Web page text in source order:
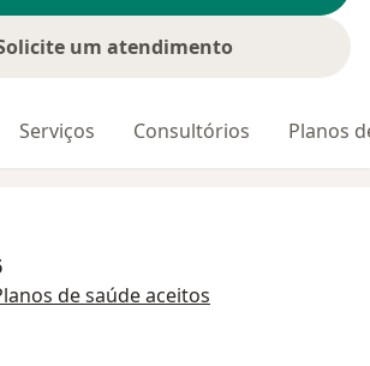
um atendimento
Serviços Consultórios Planos
de saúde aceitos